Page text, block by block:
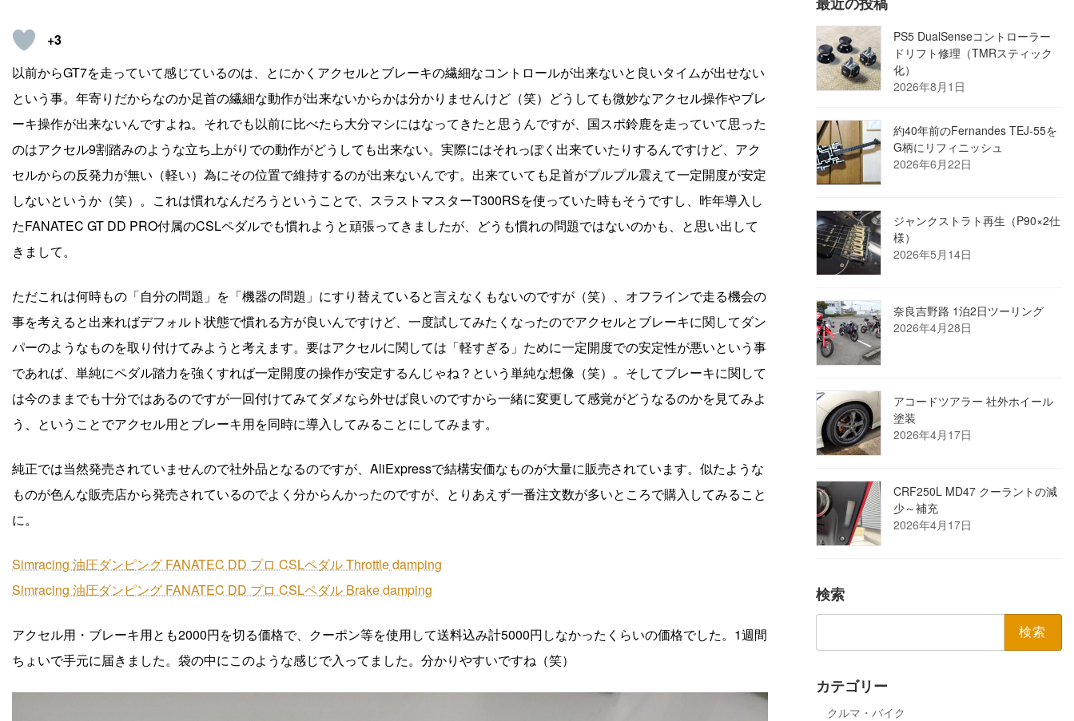
+3
以前からGT7を走っていて感じているのは、とにかくアクセルとブレーキの繊細なコントロールが出来ないと良いタイムが出せない
という事。年寄りだからなのか足首の繊細な動作が出来ないからかは分かりませんけど（笑）どうしても微妙なアクセル操作やブレ
ーキ操作が出来ないんですよね。それでも以前に比べたら大分マシにはなってきたと思うんですが、国スポ鈴鹿を走っていて思った
のはアクセル9割踏みのような立ち上がりでの動作がどうしても出来ない。実際にはそれっぽく出来ていたりするんですけど、アク
セルからの反発力が無い（軽い）為にその位置で維持するのが出来ないんです。出来ていても足首がプルプル震えて一定開度が安定
しないというか（笑）。これは慣れなんだろうということで、スラストマスターT300RSを使っていた時もそうですし、昨年導入し
たFANATEC GT DD PRO付属のCSLペダルでも慣れようと頑張ってきましたが、どうも慣れの問題ではないのかも、と思い出して
きまして。
ただこれは何時もの「自分の問題」を「機器の問題」にすり替えていると言えなくもないのですが（笑）、オフラインで走る機会の
事を考えると出来ればデフォルト状態で慣れる方が良いんですけど、一度試してみたくなったのでアクセルとブレーキに関してダン
パーのようなものを取り付けてみようと考えます。要はアクセルに関しては「軽すぎる」ために一定開度での安定性が悪いという事
であれば、単純にペダル踏力を強くすれば一定開度の操作が安定するんじゃね？という単純な想像（笑）。そしてブレーキに関して
は今のままでも十分ではあるのですが一回付けてみてダメなら外せば良いのですから一緒に変更して感覚がどうなるのかを見てみよ
う、ということでアクセル用とブレーキ用を同時に導入してみることにしてみます。
純正では当然発売されていませんので社外品となるのですが、AliExpressで結構安価なものが大量に販売されています。似たような
ものが色んな販売店から発売されているのでよく分からんかったのですが、とりあえず一番注文数が多いところで購入してみること
に。
Simracing 油圧ダンピング FANATEC DD プロ CSLペダル Throttle damping
Simracing 油圧ダンピング FANATEC DD プロ CSLペダル Brake damping
アクセル用・ブレーキ用とも2000円を切る価格で、クーポン等を使用して送料込み計5000円しなかったくらいの価格でした。1週間
ちょいで手元に届きました。袋の中にこのような感じで入ってました。分かりやすいですね（笑）
PS5 DualSenseコントローラー
ドリフト修理（TMRスティック
化）
2026年8月1日
約40年前のFernandes TEJ-55を
G柄にリフィニッシュ
2026年6月22日
ジャンクストラト再生（P90×2仕
様）
2026年5月14日
奈良吉野路 1泊2日ツーリング
2026年4月28日
アコードツアラー 社外ホイール
塗装
2026年4月17日
CRF250L MD47 クーラントの減
少～補充
2026年4月17日
検索
カテゴリー
クルマ・バイク